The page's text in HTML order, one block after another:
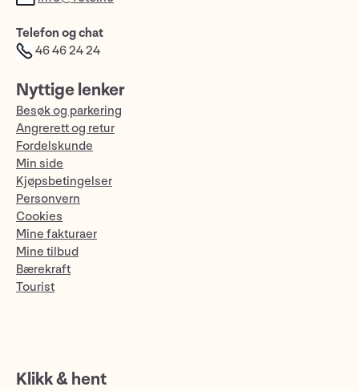
Telefon og chat
46 46 24 24
Nyttige lenker
Besøk og parkering
Angrerett og retur
Fordelskunde
Min side
Kjøpsbetingelser
Personvern
Cookies
Mine fakturaer
Mine tilbud
Bærekraft
Tourist
Klikk & hent